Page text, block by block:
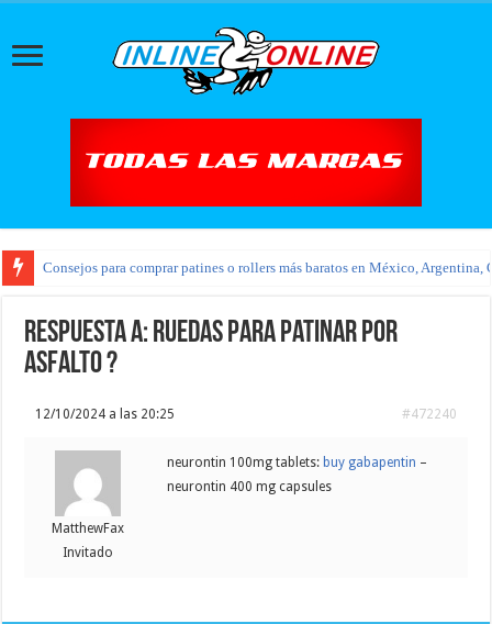
Consejos para comprar patines o rollers más baratos en México, Argentina,
Respuesta a: ruedas para patinar por
asfalto ?
12/10/2024 a las 20:25 #472240
MatthewFax
Invitado
neurontin 100mg tablets: buy gabapentin –
neurontin 400 mg capsules